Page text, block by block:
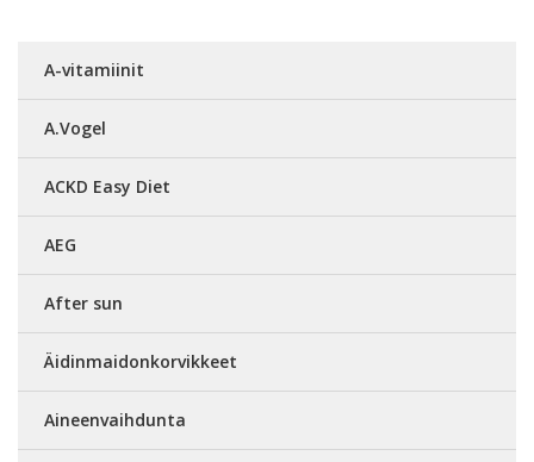
A-vitamiinit
A.Vogel
ACKD Easy Diet
AEG
After sun
Äidinmaidonkorvikkeet
Aineenvaihdunta